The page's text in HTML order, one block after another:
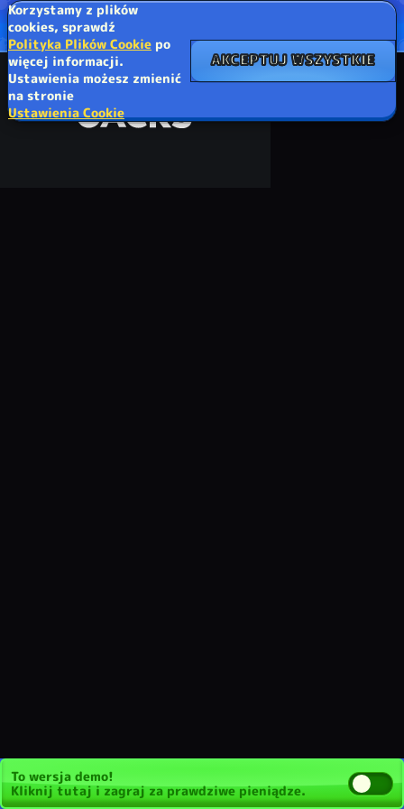
To wersja demo!
Kliknij tutaji zagraj za prawdziwe pieniądze.
Korzystamy z plików
cookies, sprawdź
Polityka Plików Cookie po
więcej informacji.
Ustawienia możesz zmienić
na stronie
Ustawienia Cookie
AKCEPTUJ WSZYSTKIE